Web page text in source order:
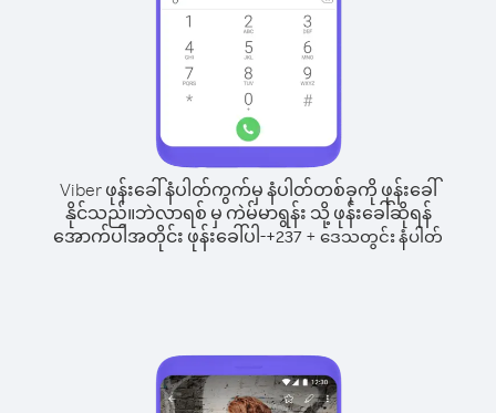
Viber ဖုန်းခေါ်နံပါတ်ကွက်မှ နံပါတ်တစ်ခုကို ဖုန်းခေါ်
နိုင်သည်။ဘဲလာရစ် မှ ကဲမ်မာရွန်း သို့ ဖုန်းခေါ်ဆိုရန်
အောက်ပါအတိုင်း ဖုန်းခေါ်ပါ-+237 + ဒေသတွင်း နံပါတ်